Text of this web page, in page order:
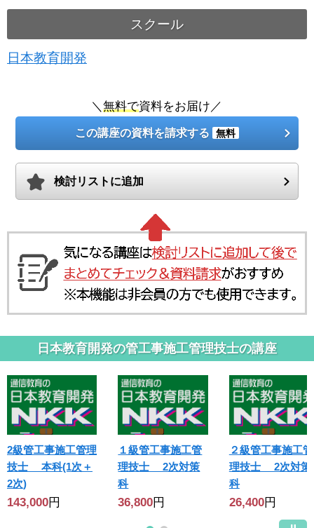
スクール
日本教育開発
＼無料で資料をお届け／
この講座の資料を請求する 無料
検討リストに追加
日本教育開発の管工事施工管理技士の講座
2級管工事施工管理
技士 本科(1次＋
2次)
143,000円
１級管工事施工管
理技士 2次対策
科
36,800円
２級管工事施工管
理技士 2次対策
科
26,400円